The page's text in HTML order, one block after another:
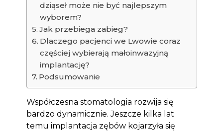
dziąseł może nie być najlepszym
wyborem?
Jak przebiega zabieg?
Dlaczego pacjenci we Lwowie coraz
częściej wybierają małoinwazyjną
implantację?
Podsumowanie
Współczesna stomatologia rozwija się
bardzo dynamicznie. Jeszcze kilka lat
temu implantacja zębów kojarzyła się